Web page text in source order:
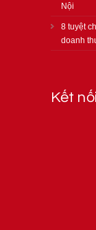
Nội
8 tuyệt
doanh
Kết